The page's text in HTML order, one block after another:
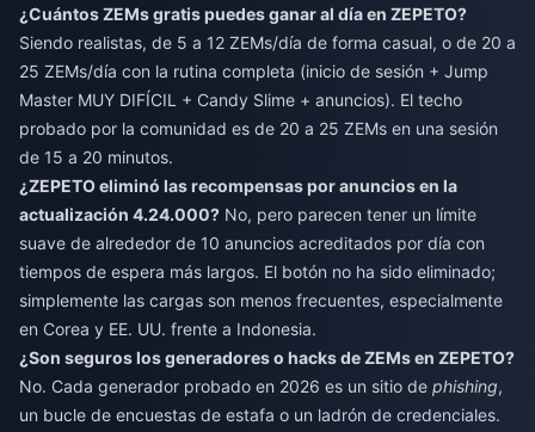
¿Cuántos ZEMs gratis puedes ganar al día en ZEPETO?
Siendo realistas, de 5 a 12 ZEMs/día de forma casual, o de 20 a
25 ZEMs/día con la rutina completa (inicio de sesión + Jump
Master MUY DIFÍCIL + Candy Slime + anuncios). El techo
probado por la comunidad es de 20 a 25 ZEMs en una sesión
de 15 a 20 minutos.
¿ZEPETO eliminó las recompensas por anuncios en la
actualización 4.24.000? No, pero parecen tener un límite
suave de alrededor de 10 anuncios acreditados por día con
tiempos de espera más largos. El botón no ha sido eliminado;
simplemente las cargas son menos frecuentes, especialmente
en Corea y EE. UU. frente a Indonesia.
¿Son seguros los generadores o hacks de ZEMs en ZEPETO?
No. Cada generador probado en 2026 es un sitio de phishing,
un bucle de encuestas de estafa o un ladrón de credenciales.